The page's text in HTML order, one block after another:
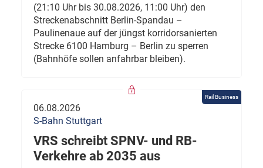
(21:10 Uhr bis 30.08.2026, 11:00 Uhr) den
Streckenabschnitt Berlin-Spandau –
Paulinenaue auf der jüngst korridorsanierten
Strecke 6100 Hamburg – Berlin zu sperren
(Bahnhöfe sollen anfahrbar bleiben).
Rail Business
06.08.2026
S-Bahn Stuttgart
VRS schreibt SPNV- und RB-
Verkehre ab 2035 aus